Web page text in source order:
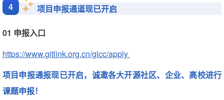
4 项目申报通道现已开启
01 申报入口
https://www.gitlink.org.cn/glcc/apply
项目申报通报现已开启，诚邀各大开源社区、企业、高校进行
课题申报！